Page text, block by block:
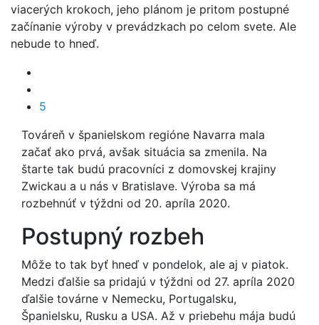
viacerých krokoch, jeho plánom je pritom postupné
začínanie výroby v prevádzkach po celom svete. Ale
nebude to hneď.
5
Továreň v španielskom regióne Navarra mala
začať ako prvá, avšak situácia sa zmenila. Na
štarte tak budú pracovníci z domovskej krajiny
Zwickau a u nás v Bratislave. Výroba sa má
rozbehnúť v týždni od 20. apríla 2020.
Postupný rozbeh
Môže to tak byť hneď v pondelok, ale aj v piatok.
Medzi ďalšie sa pridajú v týždni od 27. apríla 2020
ďalšie továrne v Nemecku, Portugalsku,
Španielsku, Rusku a USA. Až v priebehu mája budú